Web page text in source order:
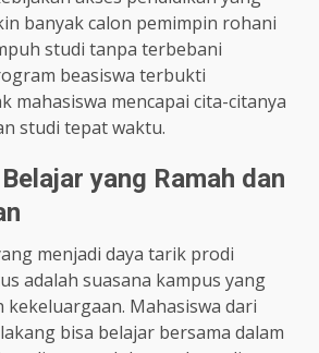
banyak calon pemimpin rohani
studi tanpa terbebani
beasiswa terbukti
mahasiswa mencapai cita-citanya
studi tepat waktu.
yang Ramah dan
menjadi daya tarik prodi
adalah suasana kampus yang
kekeluargaan. Mahasiswa dari
bisa belajar bersama dalam